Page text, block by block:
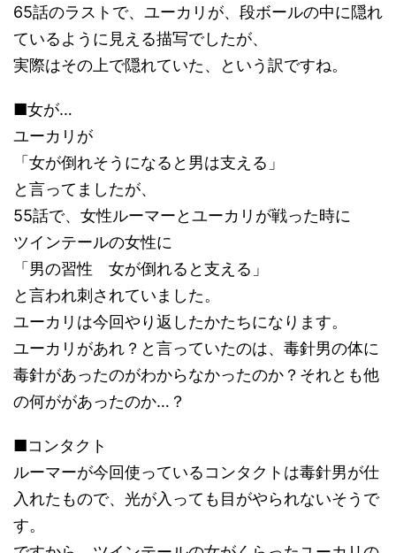
65話のラストで、ユーカリが、段ボールの中に隠れ
ているように見える描写でしたが、
実際はその上で隠れていた、という訳ですね。
■女が…
ユーカリが
「女が倒れそうになると男は支える」
と言ってましたが、
55話で、女性ルーマーとユーカリが戦った時に
ツインテールの女性に
「男の習性 女が倒れると支える」
と言われ刺されていました。
ユーカリは今回やり返したかたちになります。
ユーカリがあれ？と言っていたのは、毒針男の体に
毒針があったのがわからなかったのか？それとも他
の何ががあったのか…？
■コンタクト
ルーマーが今回使っているコンタクトは毒針男が仕
入れたもので、光が入っても目がやられないそうで
す。